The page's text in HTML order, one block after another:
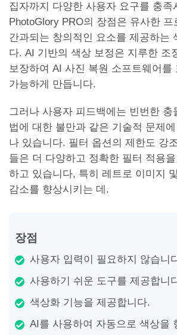
집자까지 다양한 사용자 요구를 충족
PhotoGlory PRO의 장점은 유사한
간과되는 창의적인 요소를 제공하는
다. AI 기반의 색상 보정은 지루한 조
보장하여 AI 사진 복원 소프트웨어를
가능하게 만듭니다.
그러나 사용자 피드백에는 빈번한 충
법에 대한 불만과 같은 기술적 문제
나 있습니다. 필터 옵션의 제한도 강
들은 더 다양하고 정확한 필터 적용
하고 있습니다, 특히 레트로 이미지
감소를 향상시키는 데.
장점
사용자 입력이 필요하지 않습니
사용하기 쉬운 도구를 제공합니
색상화 기능을 제공합니다.
AI를 사용하여 자동으로 색상을